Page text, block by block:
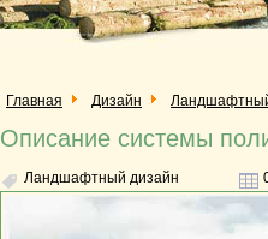
Главная Дизайн
Описание системы
Ландшафтный дизайн